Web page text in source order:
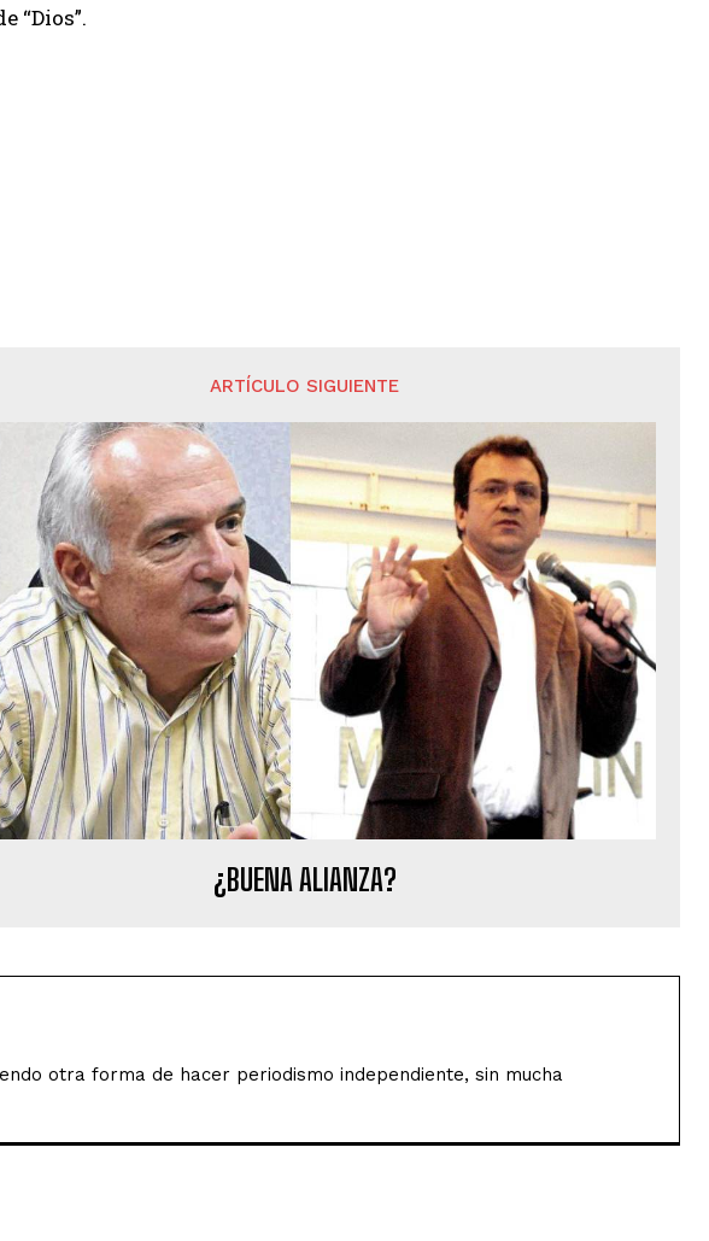
“Dios”.
ARTÍCULO SIGUIENTE
¿BUENA ALIANZA?
otra forma de hacer periodismo independiente, sin mucha